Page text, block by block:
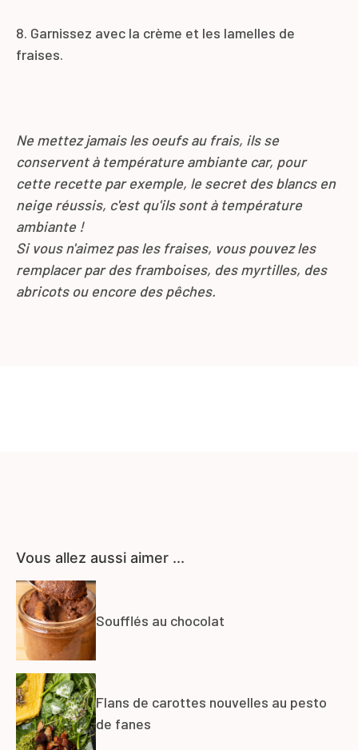
8. Garnissez avec la crème et les lamelles de
fraises.
Ne mettez jamais les oeufs au frais, ils se
conservent à température ambiante car, pour
cette recette par exemple, le secret des blancs en
neige réussis, c'est qu'ils sont à température
ambiante !
Si vous n'aimez pas les fraises, vous pouvez les
remplacer par des framboises, des myrtilles, des
abricots ou encore des pêches.
Vous allez aussi aimer ...
Soufflés au chocolat
Flans de carottes nouvelles au pesto
de fanes